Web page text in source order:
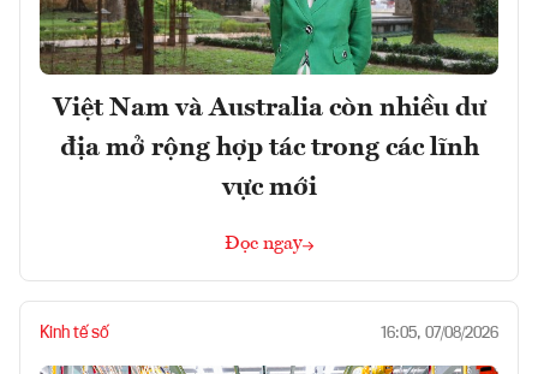
Việt Nam và Australia còn nhiều dư
địa mở rộng hợp tác trong các lĩnh
vực mới
Đọc ngay
Kinh tế số 16:05, 07/08/2026